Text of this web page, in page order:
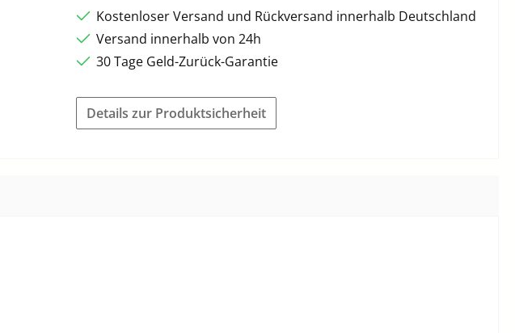
Kostenloser Versand und Rückversand innerhalb Deutschland
Versand innerhalb von 24h
30 Tage Geld-Zurück-Garantie
Details zur Produktsicherheit